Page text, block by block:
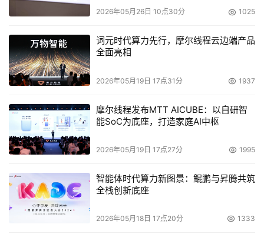
2026年05月26日 10点30分 1025
词元时代算力先行，摩尔线程云边端产品
全面亮相
2026年05月19日 17点31分 1937
摩尔线程发布MTT AICUBE：以自研智
能SoC为底座，打造家庭AI中枢
2026年05月19日 17点27分 1995
智能体时代算力新图景：鲲鹏与昇腾共筑
全栈创新底座
2026年05月18日 17点20分 1333